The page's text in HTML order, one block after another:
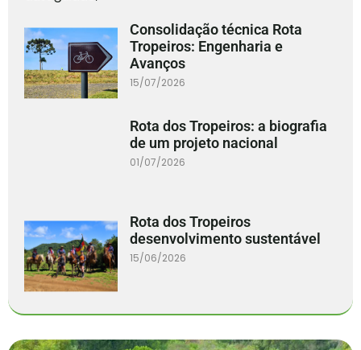
Consolidação técnica Rota
Tropeiros: Engenharia e
Avanços
15/07/2026
Rota dos Tropeiros: a biografia
de um projeto nacional
01/07/2026
Rota dos Tropeiros
desenvolvimento sustentável
15/06/2026